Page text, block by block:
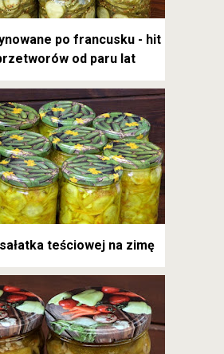
po francusku - hit
od paru lat
teściowej na zimę